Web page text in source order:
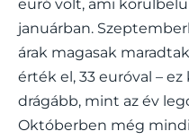
euró volt, ami
januárban.
árak magasak
érték el, 33 euróval –
drágább, mint az év
Októberben még